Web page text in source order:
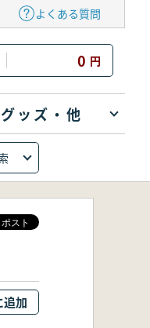
よくある質問
0 円
グッズ・他
追加